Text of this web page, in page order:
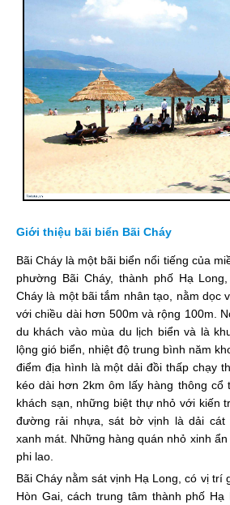
Giới thiệu bãi biển Bãi Cháy
Bãi Cháy là một bãi biển nổi tiếng của
phường Bãi Cháy, thành phố Hạ
Cháy là một bãi tắm nhân tạo, nằm dọc
với chiều dài hơn 500m và rộng 100m.
du khách vào mùa du lịch biển và là
lộng gió biển, nhiệt độ trung bình năm
điểm địa hình là một dải đồi thấp chạy
kéo dài hơn 2km ôm lấy hàng thông cổ
khách sạn, những biệt thự nhỏ với kiến
đường rải nhựa, sát bờ vịnh là dải cát
xanh mát. Những hàng quán nhỏ xinh
phi lao.
Bãi Cháy nằm sát vịnh Hạ Long, có vị trí
Hòn Gai, cách trung tâm thành phố